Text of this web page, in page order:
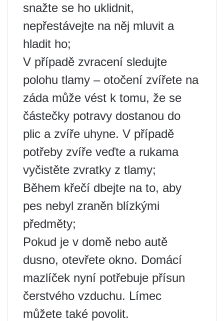
snažte se ho uklidnit,
nepřestávejte na něj mluvit a
hladit ho;
V případě zvracení sledujte
polohu tlamy – otočení zvířete na
záda může vést k tomu, že se
částečky potravy dostanou do
plic a zvíře uhyne. V případě
potřeby zvíře veďte a rukama
vyčistěte zvratky z tlamy;
Během křečí dbejte na to, aby
pes nebyl zraněn blízkými
předměty;
Pokud je v domě nebo autě
dusno, otevřete okno. Domácí
mazlíček nyní potřebuje přísun
čerstvého vzduchu. Límec
můžete také povolit.